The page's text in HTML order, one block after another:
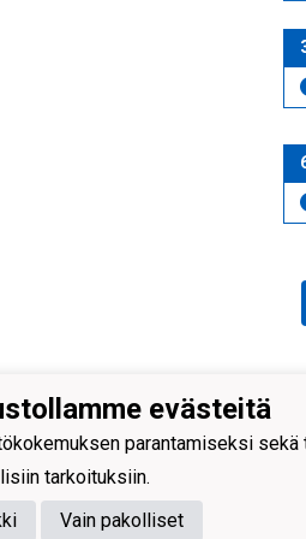
evästeitä
parantamiseksi sekä
tarkoituksiin.
Vain pakolliset